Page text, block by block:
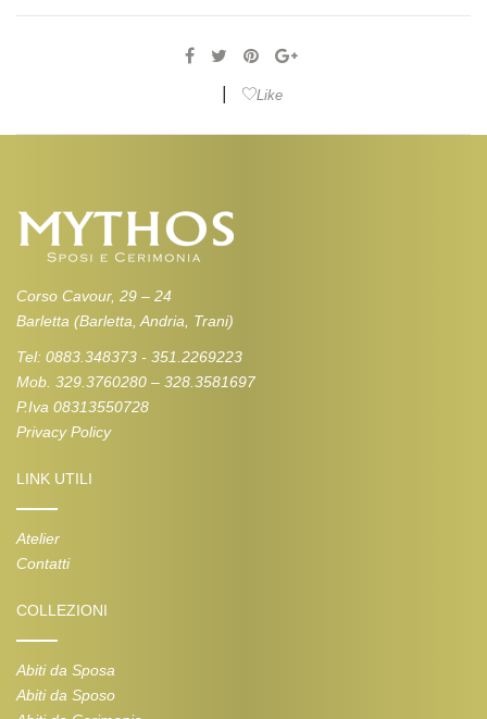
Like
Corso Cavour, 29 – 24
Barletta (Barletta, Andria, Trani)
Tel: 0883.348373 - 351.2269223
Mob. 329.3760280 – 328.3581697
P.Iva 08313550728
Privacy Policy
LINK UTILI
Atelier
Contatti
COLLEZIONI
Abiti da Sposa
Abiti da Sposo